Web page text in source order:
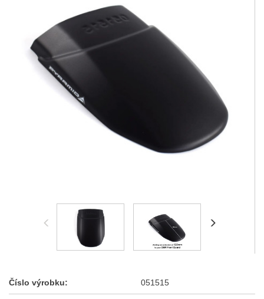
Číslo výrobku: 051515